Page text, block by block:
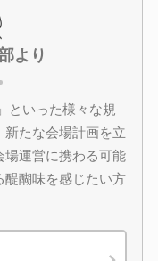
より
といった様々な規
たな会場計画を立
場運営に携わる可能
醐味を感じたい方